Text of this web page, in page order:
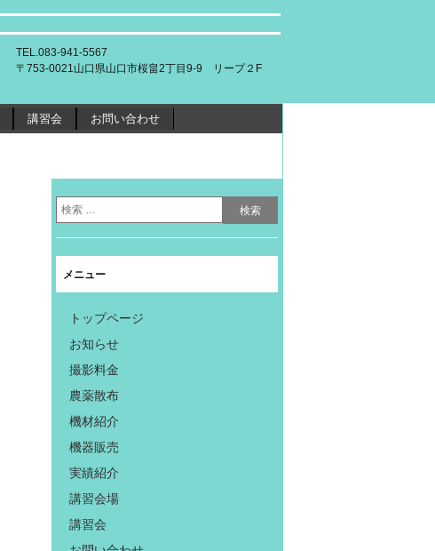
TEL.083-941-5567
〒753-0021山口県山口市桜畠2丁目9-9 リープ２F
講習会 お問い合わせ
メニュー
トップページ
お知らせ
撮影料金
農薬散布
機材紹介
機器販売
実績紹介
講習会場
講習会